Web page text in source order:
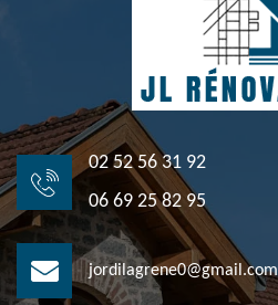
02 52 56 31 92
06 69 25 82 95
jordilagrene0@gmail.com